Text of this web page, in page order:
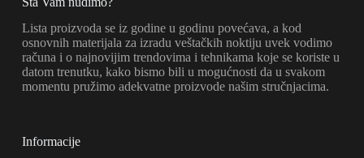
Lista proizvoda se iz godine u godinu povećava, a kod
osnovnih materijala za izradu veštačkih noktiju uvek vodimo
računa i o najnovijim trendovima i tehnikama koje se koriste u
datom trenutku, kako bismo bili u mogućnosti da u svakom
momentu pružimo adekvatne proizvode našim stručnjacima.
Informacije